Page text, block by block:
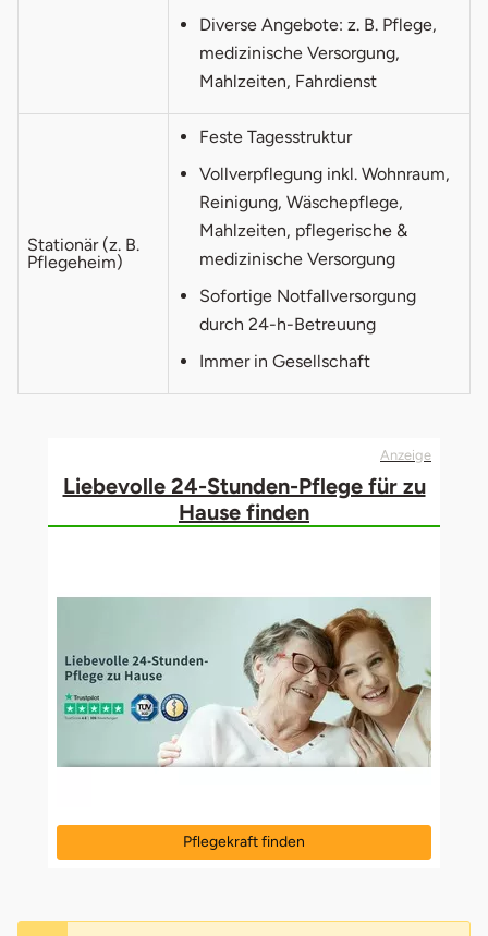
Diverse Angebote: z. B. Pflege,
medizinische Versorgung,
Mahlzeiten, Fahrdienst
Stationär (z. B.
Pflegeheim)
Feste Tagesstruktur
Vollverpflegung inkl. Wohnraum,
Reinigung, Wäschepflege,
Mahlzeiten, pflegerische &
medizinische Versorgung
Sofortige Notfallversorgung
durch 24-h-Betreuung
Immer in Gesellschaft
Anzeige
Liebevolle 24-Stunden-Pflege für zu
Hause finden
Pflegekraft finden